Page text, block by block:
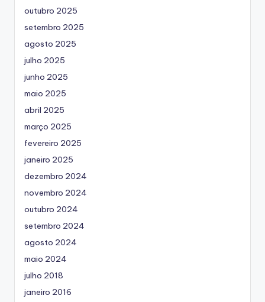
outubro 2025
setembro 2025
agosto 2025
julho 2025
junho 2025
maio 2025
abril 2025
março 2025
fevereiro 2025
janeiro 2025
dezembro 2024
novembro 2024
outubro 2024
setembro 2024
agosto 2024
maio 2024
julho 2018
janeiro 2016